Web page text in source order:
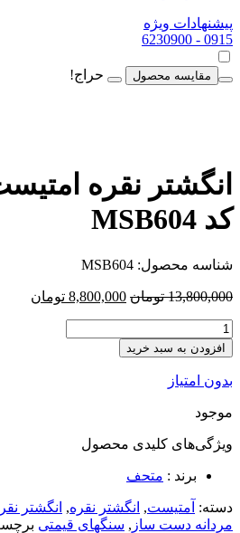
پیشنهادات ویژه
0915
- 6230900
مقایسه محصول حراج!
انگشتر نقره
کد MSB604
شناسه محصول: MSB604
13,800,000 تومان 8,800,000 تومان
افزودن به سبد خرید
بدون امتیاز
موجود
ویژگی‌های کلیدی محصول
برند : متحف
دسته: آمتیست, انگشتر نقره, انگشتر
مردانه دست ساز , سنگهای قیمتی